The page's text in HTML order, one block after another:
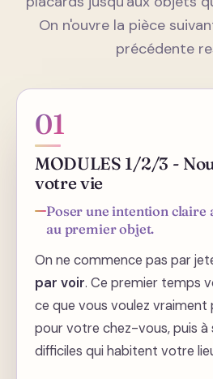
On n'ouvre la pièce
précédente
01
MODULES 1/2/3 -
votre vie
Poser une intention claire
au premier objet.
On ne commence pas par
par voir. Ce premier temps
ce que vous voulez
pour votre chez-vous, puis à
difficiles qui habitent votre